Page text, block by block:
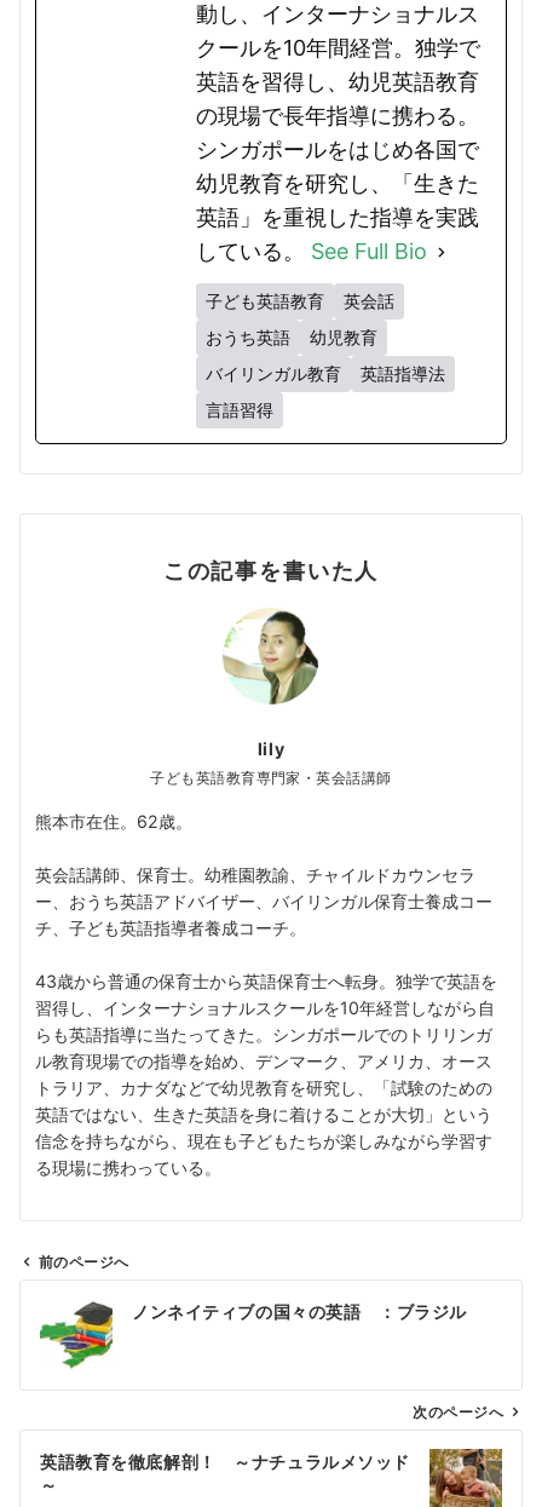
動し、インターナショナルス
クールを10年間経営。独学で
英語を習得し、幼児英語教育
の現場で長年指導に携わる。
シンガポールをはじめ各国で
幼児教育を研究し、「生きた
英語」を重視した指導を実践
している。 See Full Bio
子ども英語教育
英会話
おうち英語
幼児教育
バイリンガル教育
英語指導法
言語習得
この記事を書いた人
lily
子ども英語教育専門家・英会話講師
熊本市在住。62歳。
英会話講師、保育士。幼稚園教諭、チャイルドカウンセラ
ー、おうち英語アドバイザー、バイリンガル保育士養成コー
チ、子ども英語指導者養成コーチ。
43歳から普通の保育士から英語保育士へ転身。独学で英語を
習得し、インターナショナルスクールを10年経営しながら自
らも英語指導に当たってきた。シンガポールでのトリリンガ
ル教育現場での指導を始め、デンマーク、アメリカ、オース
トラリア、カナダなどで幼児教育を研究し、「試験のための
英語ではない、生きた英語を身に着けることが大切」という
信念を持ちながら、現在も子どもたちが楽しみながら学習す
る現場に携わっている。
ビ
前のページへ
ノンネイティブの国々の英語 ：ブラジル
次のページへ
英語教育を徹底解剖！ ～ナチュラルメソッド
～